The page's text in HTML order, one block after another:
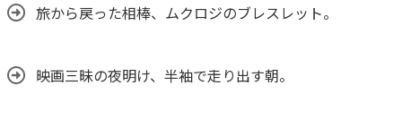
旅から戻った相棒、ムクロジのブレスレット。
映画三昧の夜明け、半袖で走り出す朝。